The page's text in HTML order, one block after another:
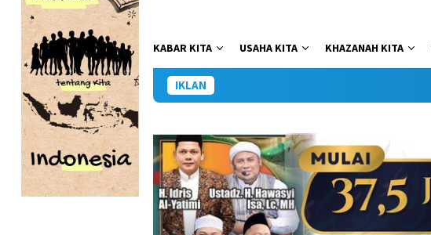
KABAR KITA USAHA KITA KHAZANAH KITA
IKLAN